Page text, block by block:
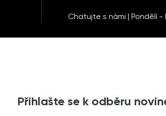
Chatujte s námi | Pondělí -
Přihlašte se k odběru